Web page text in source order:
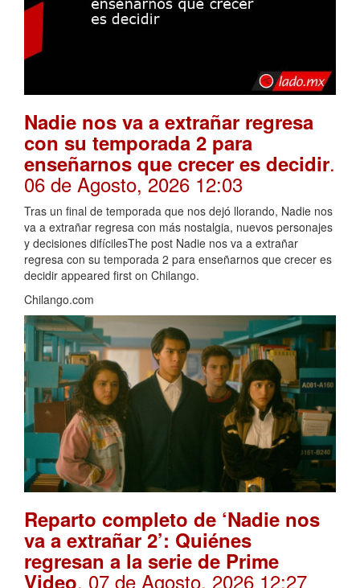
Nadie nos va a extrañar regresa
con su temporada 2 para
enseñarnos que crecer es decidir.
06 de Agosto, 2026 12:03
Tras un final de temporada que nos dejó llorando, Nadie nos
va a extrañar regresa con más nostalgia, nuevos personajes
y decisiones difícilesThe post Nadie nos va a extrañar
regresa con su temporada 2 para enseñarnos que crecer es
decidir appeared first on Chilango.
Chilango.com
Reparto completo de ‘Nadie nos
va a extrañar 2’: Quiénes
regresan a la serie de Prime
Video. 07 de Agosto, 2026 12:27